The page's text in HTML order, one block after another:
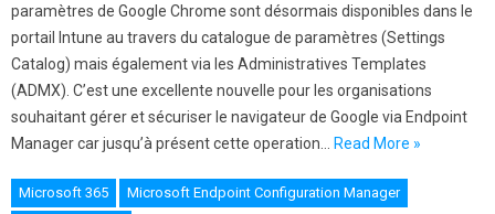
paramètres de Google Chrome sont désormais disponibles dans le
portail Intune au travers du catalogue de paramètres (Settings
Catalog) mais également via les Administratives Templates
(ADMX). C’est une excellente nouvelle pour les organisations
souhaitant gérer et sécuriser le navigateur de Google via Endpoint
Manager car jusqu’à présent cette operation…
Read More »
Microsoft 365
Microsoft Endpoint Configuration Manager